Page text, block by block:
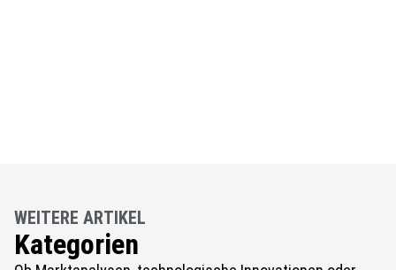
WEITERE ARTIKEL
Kategorien